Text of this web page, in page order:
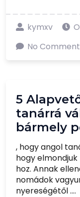
kymxv
No
5
tanárrá
bármely
, hogy angol
hogy
hoz. Annak
nomádok
nyereségétől ....